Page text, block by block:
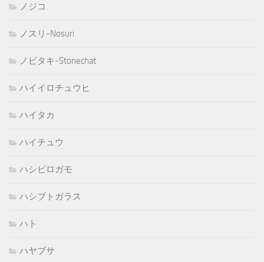
ノジコ
ノスリ-Nosuri
ノビタキ-Stonechat
ハイイロチュウヒ
ハイタカ
ハイチュウ
ハシビロガモ
ハシブトガラス
ハト
ハヤブサ